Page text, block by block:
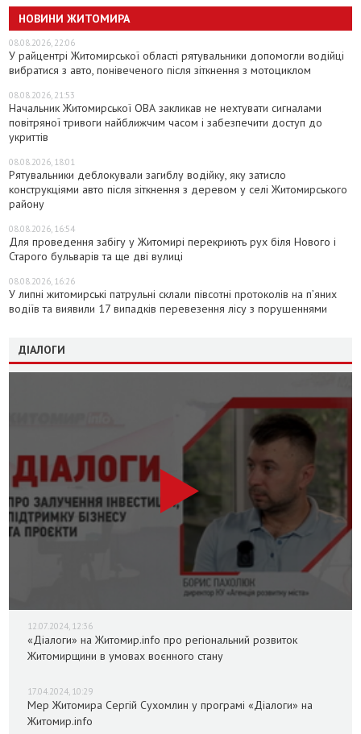
НОВИНИ ЖИТОМИРА
08.08.2026, 22:06
У райцентрі Житомирської області рятувальники допомогли водійці
вибратися з авто, понівеченого після зіткнення з мотоциклом
08.08.2026, 21:53
Начальник Житомирської ОВА закликав не нехтувати сигналами
повітряної тривоги найближчим часом і забезпечити доступ до
укриттів
08.08.2026, 18:01
Рятувальники деблокували загиблу водійку, яку затисло
конструкціями авто після зіткнення з деревом у селі Житомирського
району
08.08.2026, 16:54
Для проведення забігу у Житомирі перекриють рух біля Нового і
Старого бульварів та ще дві вулиці
08.08.2026, 16:26
У липні житомирські патрульні склали півсотні протоколів на пʼяних
водіїв та виявили 17 випадків перевезення лісу з порушеннями
ДІАЛОГИ
12.07.2024, 12:36
«Діалоги» на Житомир.info про регіональний розвиток
Житомирщини в умовах воєнного стану
17.04.2024, 10:29
Мер Житомира Сергій Сухомлин у програмі «Діалоги» на
Житомир.info